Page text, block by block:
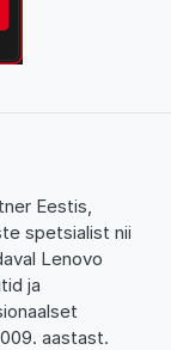
Eestis,
spetsialist nii
Lenovo
ja
aastast.